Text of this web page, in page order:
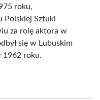
roku,
Polskiej Sztuki
za rolę aktora w
się w Lubuskim
1962 roku.